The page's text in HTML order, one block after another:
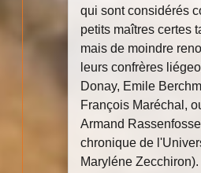
qui sont considérés
petits maîtres certes
mais de moindre
leurs confrères
Donay, Emile
François Maréchal,
Armand
chronique de
Maryléne